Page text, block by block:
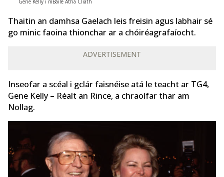
Thaitin an damhsa Gaelach leis freisin agus labhair sé
go minic faoina thionchar ar a chóiréagrafaíocht.
ADVERTISEMENT
Inseofar a scéal i gclár faisnéise atá le teacht ar TG4,
Gene Kelly – Réalt an Rince, a chraolfar thar am
Nollag.